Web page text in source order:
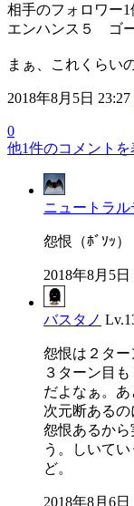
相手のフォロワー1
エンハンス５ ゴー
まぁ、これくらい
2018年8月5日 23:27
0
他1件のコメントを
ニュートラ
怨恨（ﾎﾞｿｯ）
2018年8月5日
バスタノ
怨恨は２ター
３ターン目
だよなぁ。
次元断ある
怨恨あるか
う。しいて
ど。
2018年8月6日